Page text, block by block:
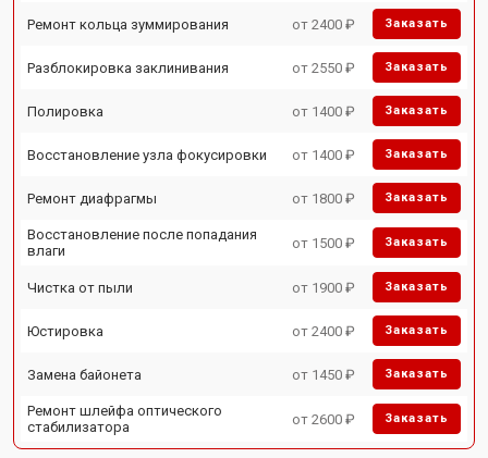
Ремонт кольца зуммирования от 2400 ₽ Заказать
Разблокировка заклинивания от 2550 ₽ Заказать
Полировка от 1400 ₽ Заказать
Восстановление узла фокусировки от 1400 ₽ Заказать
Ремонт диафрагмы от 1800 ₽ Заказать
Восстановление после попадания
влаги
от 1500 ₽ Заказать
Чистка от пыли от 1900 ₽ Заказать
Юстировка от 2400 ₽ Заказать
Замена байонета от 1450 ₽ Заказать
Ремонт шлейфа оптического
стабилизатора
от 2600 ₽ Заказать